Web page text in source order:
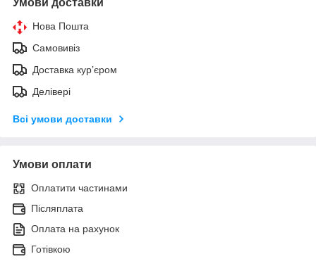
Нова Пошта
Самовивіз
Доставка кур’єром
Делівері
Всі умови доставки
Умови оплати
Оплатити частинами
Післяплата
Оплата на рахунок
Готівкою